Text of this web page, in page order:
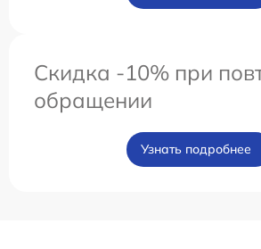
Скидка -10% при
обращении
Узнать подробнее